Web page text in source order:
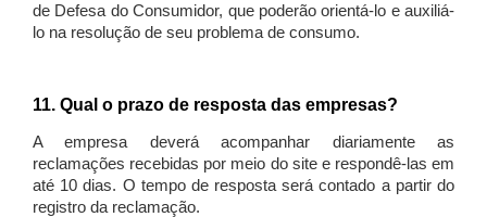
de Defesa do Consumidor, que poderão orientá-lo e auxiliá-
lo na resolução de seu problema de consumo.
11. Qual o prazo de resposta das empresas?
A empresa deverá acompanhar diariamente as
reclamações recebidas por meio do site e respondê-las em
até 10 dias. O tempo de resposta será contado a partir do
registro da reclamação.